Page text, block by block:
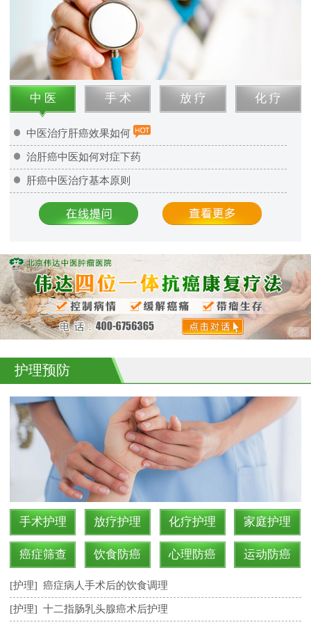
中 医 手 术 放 疗 化 疗
中医治疗肝癌效果如何
治肝癌中医如何对症下药
肝癌中医治疗基本原则
护理预防
手术护理 放疗护理 化疗护理 家庭护理
癌症筛查 饮食防癌 心理防癌 运动防癌
[护理] 癌症病人手术后的饮食调理
[护理] 十二指肠乳头腺癌术后护理